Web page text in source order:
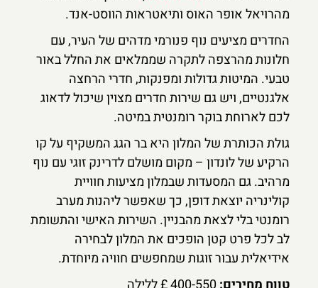
מהרויאל אופר האוס ותיאטראות הווסט-אנד.
החדרים מציעים נוף פנורמי מדהים של העיר, עם
חלונות מהרצפה לתקרה שממלאים את החלל באור
טבעי. המיטות גדולות ומפנקות, חדרי הרחצה
אלגנטיים, ויש גם שירות חדרים מצוין שיכול לדאוג
לכם לארוחת בוקר רומנטית במיטה.
גולת הכותרת של המלון היא בר הגג המשקיף על קו
הרקיע של לונדון – מקום מושלם לדרינק זוגי עם נוף
מרהיב. גם המסעדות שבמלון מציעות חוויית
קולינריה יוצאת דופן, כך שאפשר ליהנות מערב
רומנטי בלי לצאת מהבניין. השירות האישי והתשומת
לב לכל פרט קטן הופכים את המלון לבחירה
אידיאלית עבור זוגות שמחפשים חוויה מיוחדת.